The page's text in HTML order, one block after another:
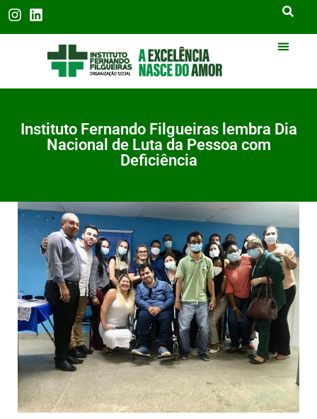
Instituto Fernando Filgueiras lembra Dia
Nacional de Luta da Pessoa com
Deficiência